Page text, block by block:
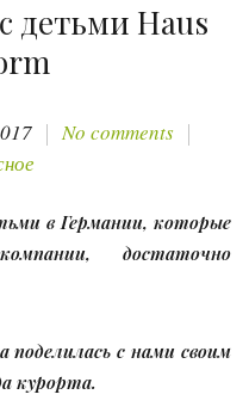
детьми Haus
No comments
в Германии, которые
достаточно
поделилась с нами своим
курорта.